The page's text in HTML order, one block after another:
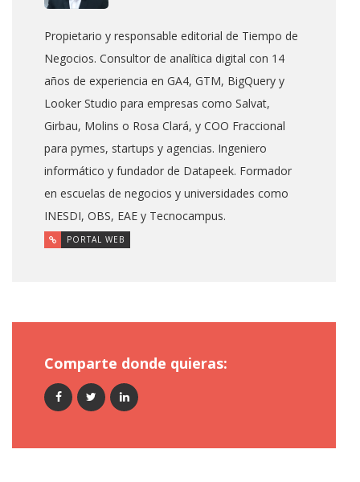
Propietario y responsable editorial de Tiempo de
Negocios. Consultor de analítica digital con 14
años de experiencia en GA4, GTM, BigQuery y
Looker Studio para empresas como Salvat,
Girbau, Molins o Rosa Clará, y COO Fraccional
para pymes, startups y agencias. Ingeniero
informático y fundador de Datapeek. Formador
en escuelas de negocios y universidades como
INESDI, OBS, EAE y Tecnocampus.
PORTAL WEB
Comparte donde quieras: